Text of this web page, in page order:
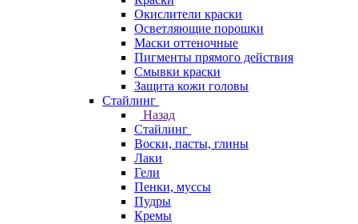
Окислители краски
Осветляющие порошки
Маски оттеночные
Пигменты прямого действия
Смывки краски
Защита кожи головы
Стайлинг
Назад
Стайлинг
Воски, пасты, глины
Лаки
Гели
Пенки, муссы
Пудры
Кремы